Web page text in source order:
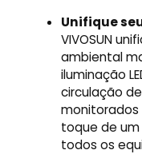
Unifique
VIVOSUN
ambiental
iluminação
circulação
toque de
todos os